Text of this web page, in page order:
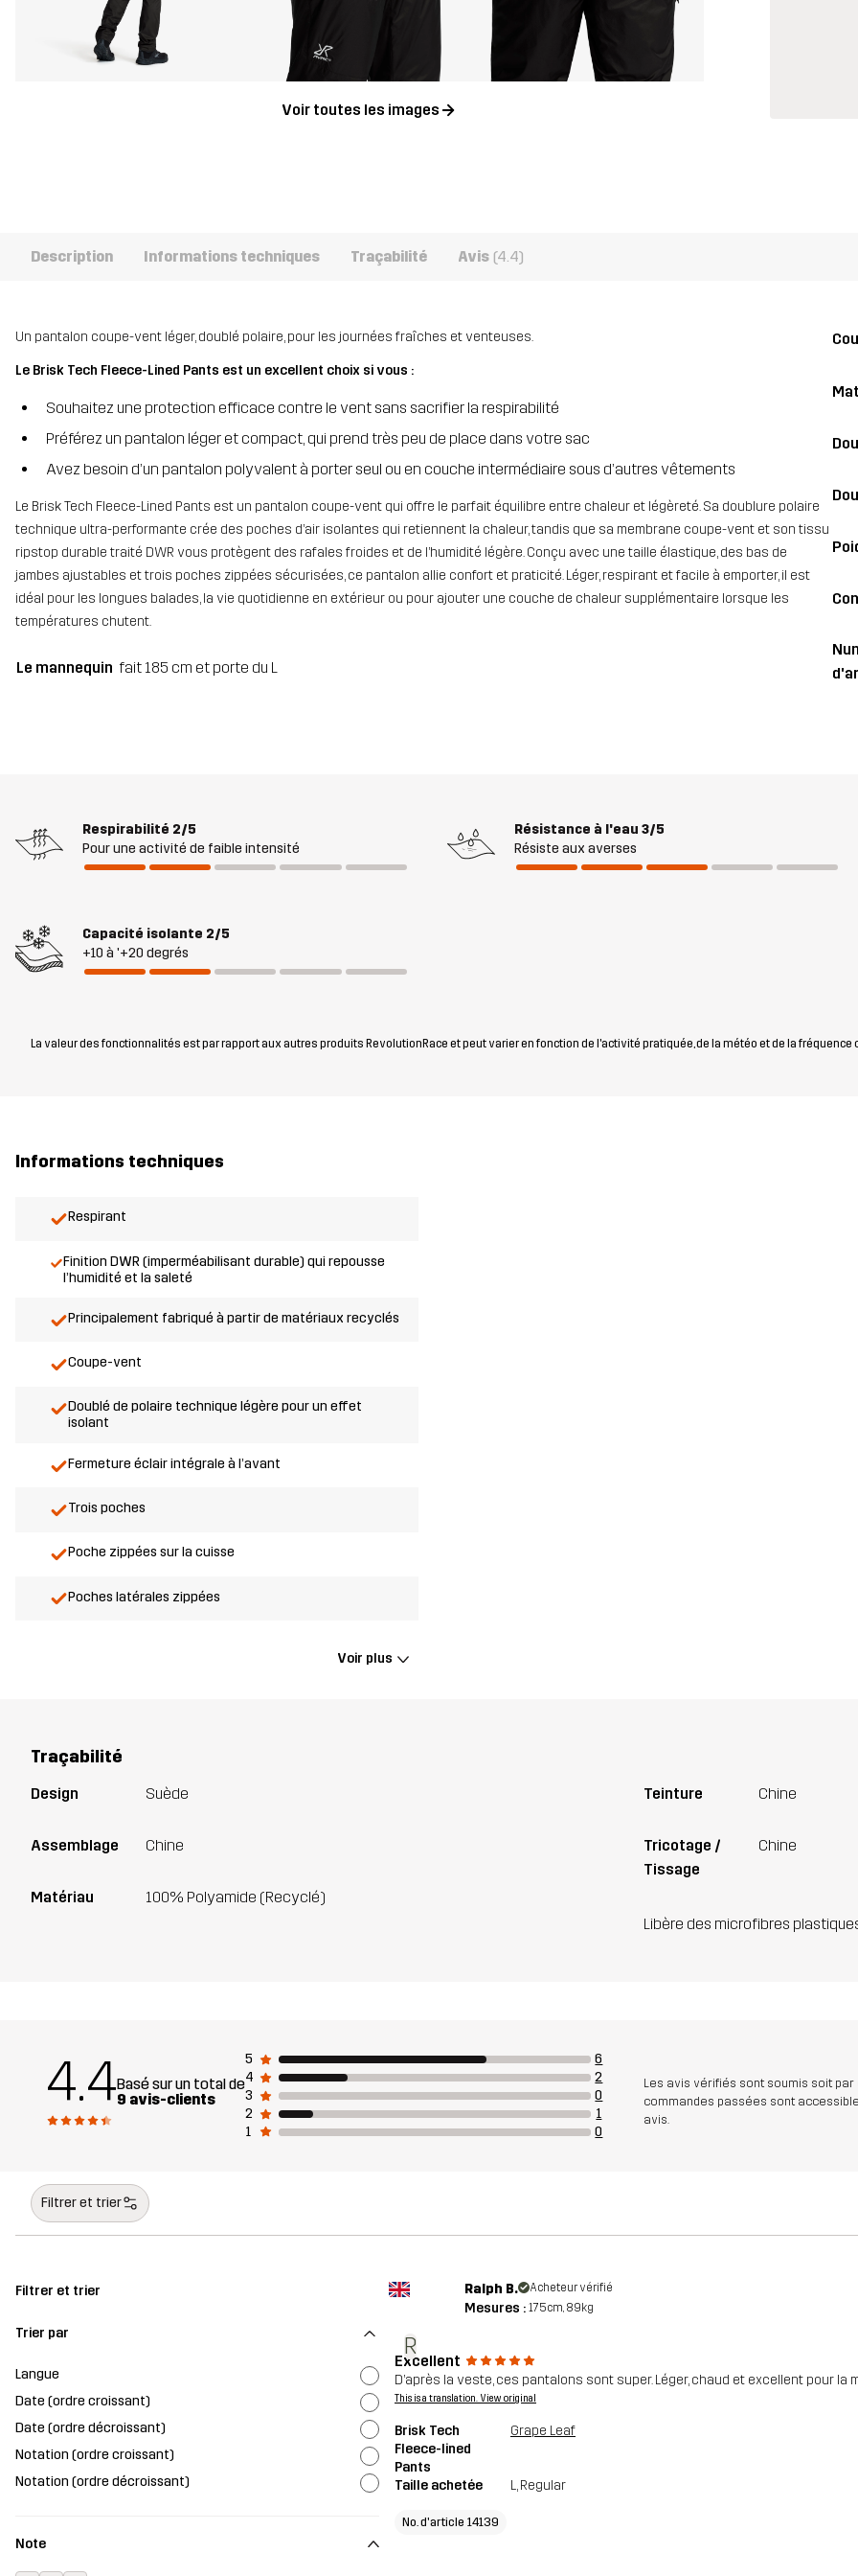
Voir toutes les images
Description Informations techniques Traçabilité Avis (4.4)
Un pantalon coupe-vent léger, doublé polaire, pour les journées fraîches et venteuses.
Le Brisk Tech Fleece-Lined Pants est un excellent choix si vous :
Souhaitez une protection efficace contre le vent sans sacrifier la respirabilité
Préférez un pantalon léger et compact, qui prend très peu de place dans votre sac
Avez besoin d’un pantalon polyvalent à porter seul ou en couche intermédiaire sous d’autres vêtements
Le Brisk Tech Fleece-Lined Pants est un pantalon coupe-vent qui offre le parfait équilibre entre chaleur et légèreté. Sa doublure polaire
technique ultra-performante crée des poches d’air isolantes qui retiennent la chaleur, tandis que sa membrane coupe-vent et son tissu
ripstop durable traité DWR vous protègent des rafales froides et de l’humidité légère. Conçu avec une taille élastique, des bas de
jambes ajustables et trois poches zippées sécurisées, ce pantalon allie confort et praticité. Léger, respirant et facile à emporter, il est
idéal pour les longues balades, la vie quotidienne en extérieur ou pour ajouter une couche de chaleur supplémentaire lorsque les
températures chutent.
Le mannequin fait 185 cm et porte du L
Respirabilité 2/5
Pour une activité de faible intensité
Résistance à l'eau 3/5
Résiste aux averses
Capacité isolante 2/5
+10 à '+20 degrés
La valeur des fonctionnalités est par rapport aux autres produits RevolutionRace et peut varier en fonction de l'activité pratiquée, de la météo et de la fréquence
Informations techniques
Respirant
Finition DWR (imperméabilisant durable) qui repousse
l’humidité et la saleté
Principalement fabriqué à partir de matériaux recyclés
Coupe-vent
Doublé de polaire technique légère pour un effet
isolant
Fermeture éclair intégrale à l’avant
Trois poches
Poche zippées sur la cuisse
Poches latérales zippées
Voir plus
Traçabilité
Design Suède
Assemblage Chine
Matériau 100% Polyamide (Recyclé)
Teinture Chine
Tricotage /
Tissage
Chine
Libère des microfibres
4.4Basé sur un total de
9 avis-clients
5
6
4
2
3
0
2
1
1
0
Les avis vérifiés sont soumis soit
commandes passées sont
avis.
Filtrer et trier
Filtrer et trier
Trier par
Langue
Date (ordre croissant)
Date (ordre décroissant)
Notation (ordre croissant)
Notation (ordre décroissant)
Note
R
Ralph B. Acheteur vérifié
Mesures : 175cm, 89kg
Excellent
D’après la veste, ces pantalons sont super. Léger, chaud et excellent pour la
This is a translation. View original
Brisk Tech
Fleece-lined
Pants
Grape Leaf
Taille achetée L, Regular
No. d'article 14139